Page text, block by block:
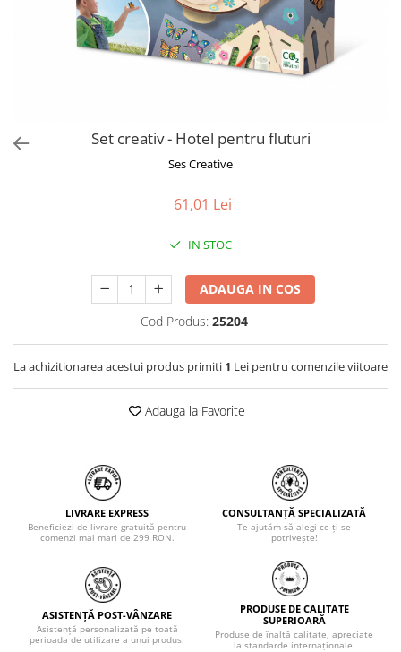
Consultanta Instalare
Jucarii de Sortare
Jucarii de tras
Jucarii din plus
PAPUSI
Set creativ - Hotel pentru fluturi
Ses Creative
61,01 Lei
IN STOC
ADAUGA IN COS
Cod Produs: 25204
La achizitionarea acestui produs primiti 1 Lei pentru comenzile viitoare
Adauga la Favorite
LIVRARE EXPRESS
Beneficiezi de livrare gratuită pentru
comenzi mai mari de 299 RON.
CONSULTANȚĂ SPECIALIZATĂ
Te ajutăm să alegi ce ți se
potrivește!
ASISTENȚĂ POST-VÂNZARE
Asistență personalizată pe toată
perioada de utilizare a unui produs.
PRODUSE DE CALITATE
SUPERIOARĂ
Produse de înaltă calitate, apreciate
la standarde internaționale.